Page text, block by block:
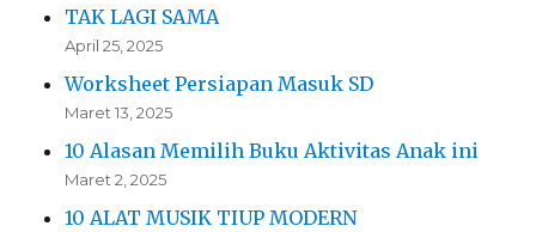
TAK LAGI SAMA
April 25, 2025
Worksheet Persiapan Masuk SD
Maret 13, 2025
10 Alasan Memilih Buku Aktivitas Anak ini
Maret 2, 2025
10 ALAT MUSIK TIUP MODERN